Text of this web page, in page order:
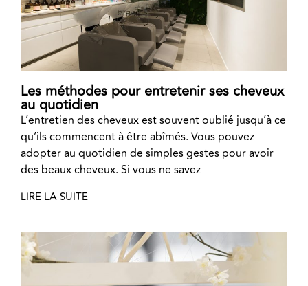
Les méthodes pour entretenir ses cheveux
au quotidien
L’entretien des cheveux est souvent oublié jusqu’à ce
qu’ils commencent à être abîmés. Vous pouvez
adopter au quotidien de simples gestes pour avoir
des beaux cheveux. Si vous ne savez
LIRE LA SUITE